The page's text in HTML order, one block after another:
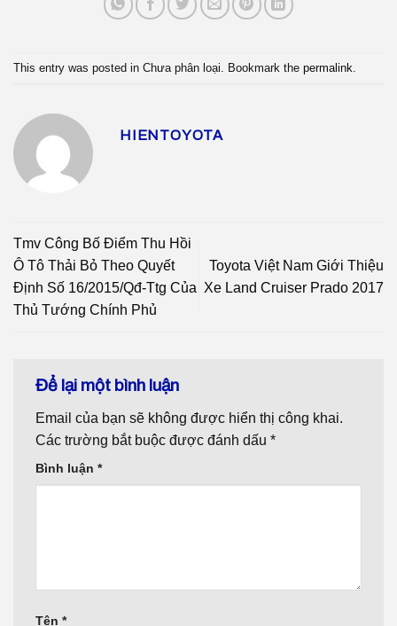
This entry was posted in Chưa phân loại. Bookmark the permalink
HIENTOYOTA
Tmv Công Bố Điểm Thu Hồi
Ô Tô Thải Bỏ Theo Quyết
Định Số 16/2015/Qđ-Ttg Của
Thủ Tướng Chính Phủ
Toyota Việt Nam Giới Thiệu
Xe Land Cruiser Prado 2017
Để lại một bình luận
Email của bạn sẽ không được hiển thị công khai.
Các trường bắt buộc được đánh dấu *
Bình luận *
Tên *